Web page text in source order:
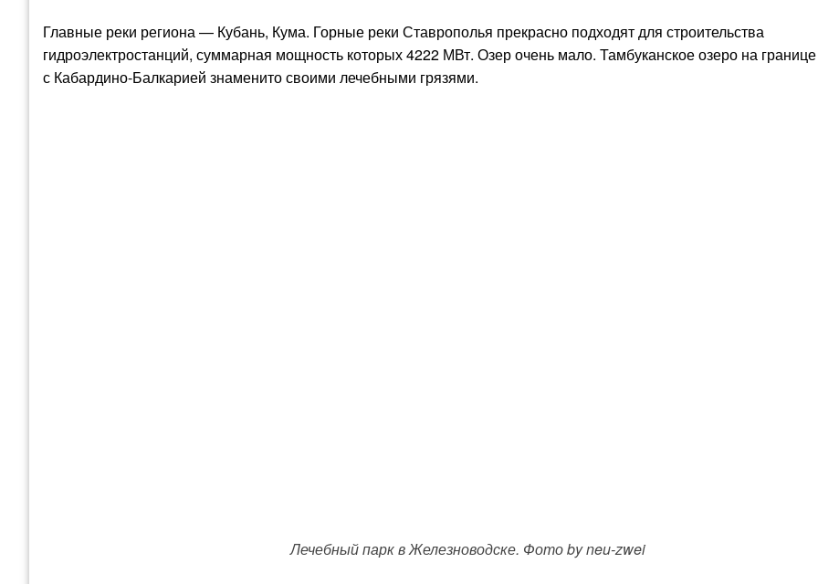
Главные реки региона — Кубань, Кума. Горные реки Ставрополья прекрасно подходят для строительства
гидроэлектростанций, суммарная мощность которых 4222 МВт. Озер очень мало. Тамбуканское озеро на границе
с Кабардино-Балкарией знаменито своими лечебными грязями.
Лечебный парк в Железноводске. Фото by neu-zwei